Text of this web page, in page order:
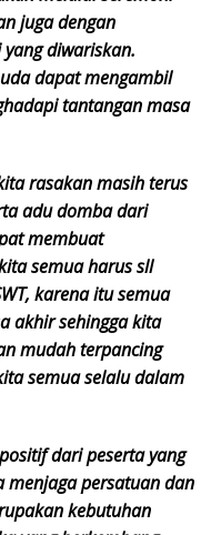
juga dengan
diwariskan.
dapat mengambil
tantangan masa
rasakan masih terus
adu domba dari
membuat
semua harus sll
karena itu semua
akhir sehingga kita
mudah terpancing
semua selalu dalam
dari peserta yang
menjaga persatuan dan
kebutuhan